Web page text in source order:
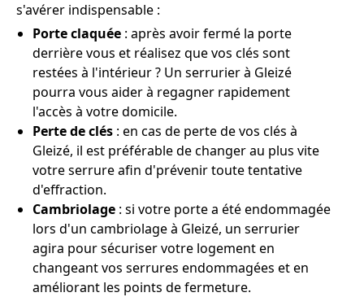
s'avérer indispensable :
Porte claquée : après avoir fermé la porte
derrière vous et réalisez que vos clés sont
restées à l'intérieur ? Un serrurier à Gleizé
pourra vous aider à regagner rapidement
l'accès à votre domicile.
Perte de clés : en cas de perte de vos clés à
Gleizé, il est préférable de changer au plus vite
votre serrure afin d'prévenir toute tentative
d'effraction.
Cambriolage : si votre porte a été endommagée
lors d'un cambriolage à Gleizé, un serrurier
agira pour sécuriser votre logement en
changeant vos serrures endommagées et en
améliorant les points de fermeture.